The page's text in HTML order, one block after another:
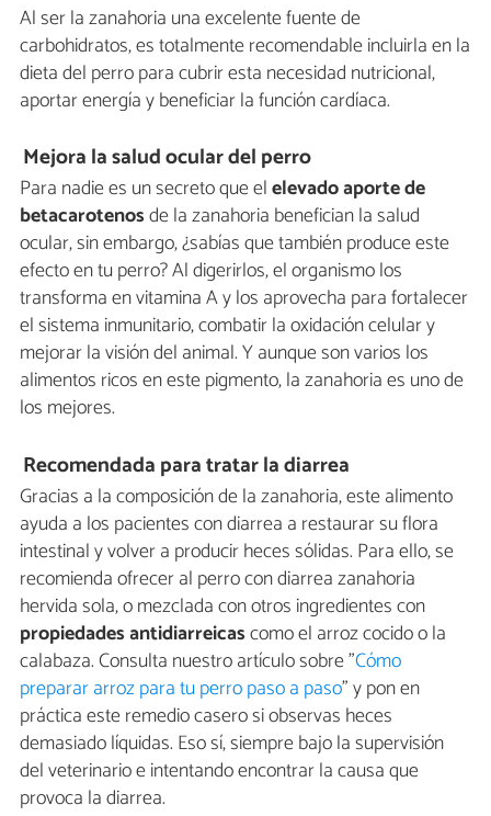
Al ser la zanahoria una excelente fuente de
carbohidratos, es totalmente recomendable incluirla en la
dieta del perro para cubrir esta necesidad nutricional,
aportar energía y beneficiar la función cardíaca.
Mejora la salud ocular del perro
Para nadie es un secreto que elelevado aporte de
betacarotenosde la zanahoria benefician la salud
ocular, sin embargo, ¿sabías que también produce este
efecto en tu perro? Al digerirlos, el organismo los
transforma en vitamina A y los aprovecha para fortalecer
el sistema inmunitario, combatir la oxidación celular y
mejorar la visión del animal. Y aunque son varios los
alimentos ricos en este pigmento, la zanahoria es uno de
los mejores.
Recomendada para tratar la diarrea
Gracias a la composición de la zanahoria, este alimento
ayuda a los pacientes con diarrea a restaurar su flora
intestinal y volver a producir heces sólidas. Para ello, se
recomienda ofrecer al perro con diarrea zanahoria
hervida sola, o mezclada con otros ingredientes con
propiedades antidiarreicascomo el arroz cocido o la
calabaza. Consulta nuestro artículo sobre "Cómo
preparar arroz para tu perro paso a paso" y pon en
práctica este remedio casero si observas heces
demasiado líquidas. Eso sí, siempre bajo la supervisión
del veterinario e intentando encontrar la causa que
provoca la diarrea.